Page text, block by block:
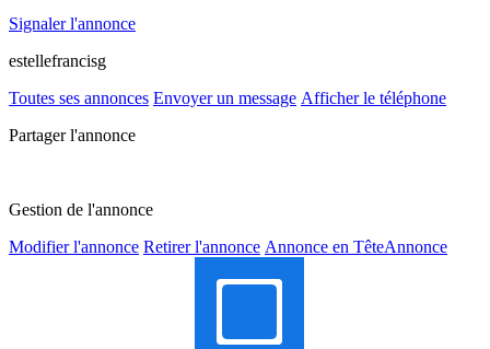
Signaler l'annonce
estellefrancisg
Toutes ses annonces Envoyer un message Afficher le téléphone
Partager l'annonce
Gestion de l'annonce
Modifier l'annonce Retirer l'annonce Annonce en TêteAnnonce